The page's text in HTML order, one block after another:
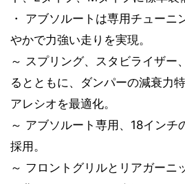
・ アブソルートは専用チューニ
やかで力強い走りを実現。
～ スプリング、スタビライザー
るとともに、ダンパーの減衰力
アレシオを最適化。
～ アブソルート専用、18インチ
採用。
～ フロントグリルとリアガーニ